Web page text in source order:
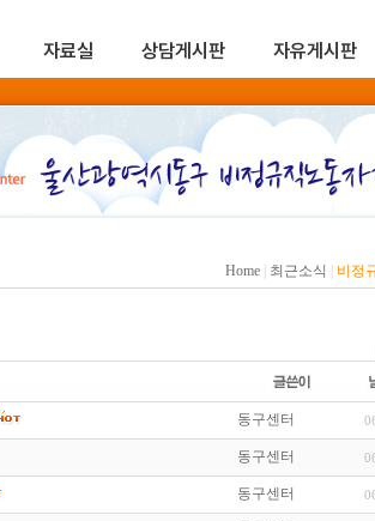
자료실 상담게시판 자유게시판
Home 최근소식 비정
동구센터
동구센터
동구센터